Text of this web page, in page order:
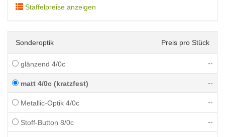
Staffelpreise anzeigen
Sonderoptik Preis pro Stück
glänzend 4/0c --
matt 4/0c (kratzfest) --
Metallic-Optik 4/0c --
Stoff-Button 8/0c --